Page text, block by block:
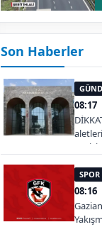
Son Haberler
08:17
SPOR
08:16